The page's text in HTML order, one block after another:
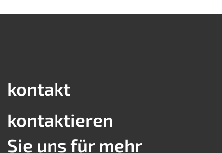
kontakt
kontaktieren
Sie uns für mehr